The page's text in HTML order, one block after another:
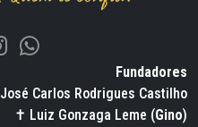
Fundadores
José Carlos Rodrigues Castilho
✝ Luiz Gonzaga Leme (Gino)